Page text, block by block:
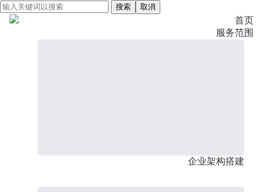
搜索 取消
首页
服务范围
企业架构搭建